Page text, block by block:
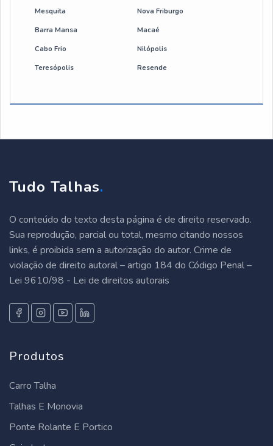
manutenção preventiva em talhas e pontes rolantes
talha eletrica guincho
peças para talha
talha elétrica para ponte rolante
talha de corrente 1000 kg
talha de corrente 2 toneladas
talha de corrente 5 toneladas
talha manual
talha de corrente manual
talha manual 1 tonelada
Mesquita Nova Friburgo
Barra Mansa Macaé
Cabo Frio Nilópolis
Teresópolis Resende
Tudo Talhas.
O conteúdo do texto desta página é de direito reservado.
Sua reprodução, parcial ou total, mesmo citando nossos
links, é proibida sem a autorização do autor. Crime de
violação de direito autoral – artigo 184 do Código Penal –
Lei 9610/98 - Lei de direitos autorais
Produtos
Carro Talha
Talhas E Monovia
Ponte Rolante E Portico